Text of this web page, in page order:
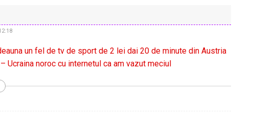
un fel de tv de sport de 2 lei dai 20 de minute din Austria
Ucraina noroc cu internetul ca am vazut meciul